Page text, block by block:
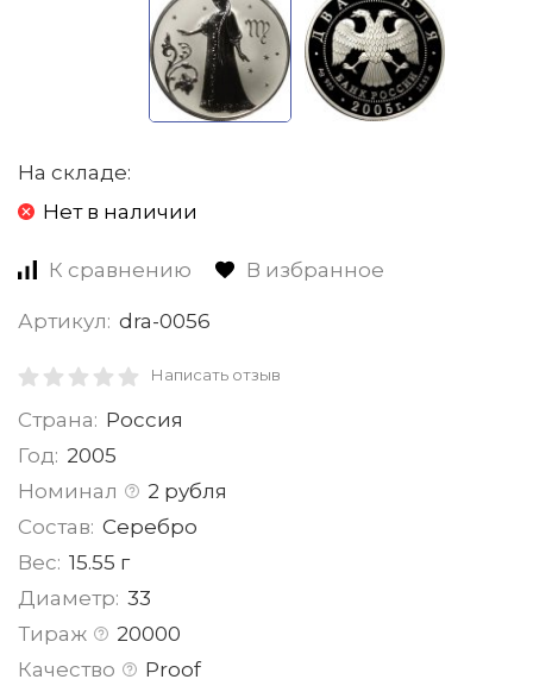
На складе:
Нет в наличии
К сравнению В избранное
Артикул: dra-0056
Написать отзыв
Страна: Россия
Год: 2005
Номинал
2 рубля
Состав: Серебро
Вес: 15.55 г
Диаметр: 33
Тираж
20000
Качество
Proof